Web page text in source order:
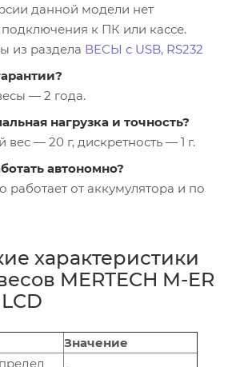
данной модели нет
к ПК или кассе.
из раздела ВЕСЫ с USB, RS232
— 2 года.
нагрузка и точность?
— 20 г, дискретность — 1 г.
автономно?
работает от аккумулятора и по
характеристики
MERTECH M-ER
Значение